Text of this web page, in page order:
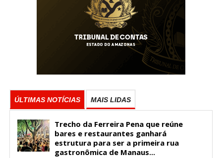
ÚLTIMAS NOTÍCIAS MAIS LIDAS
Trecho da Ferreira Pena que reúne
bares e restaurantes ganhará
estrutura para ser a primeira rua
gastronômica de Manaus...